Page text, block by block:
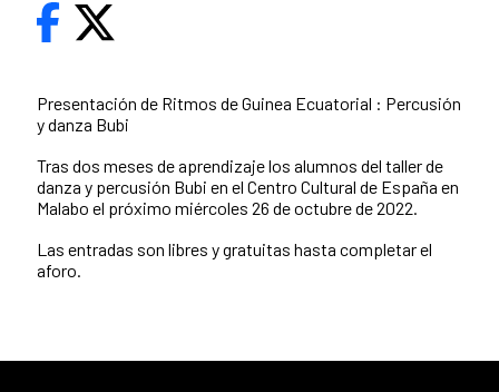
Presentación de Ritmos de Guinea Ecuatorial : Percusión
y danza Bubi
Tras dos meses de aprendizaje los alumnos del taller de
danza y percusión Bubi en el Centro Cultural de España en
Malabo el próximo miércoles 26 de octubre de 2022.
Las entradas son libres y gratuitas hasta completar el
aforo.